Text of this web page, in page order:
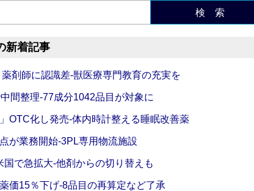
検 索
新着記事
剤師に認識差‐獣医療専門教育の充実を
間整理‐77成分1042品目が対象に
OTC化し発売‐体内時計整える睡眠改善薬
が業務開始‐3PL専用物流施設
国で急拡大‐他剤からの切り替えも
価15％下げ‐8品目の再算定など了承